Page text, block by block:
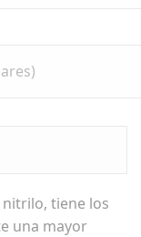
tiene los
una mayor